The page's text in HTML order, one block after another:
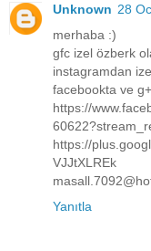
Unknown 28
merhaba :)
gfc izel özberk
instagramdan
facebookta ve
https://
https://
VJJtXLREk
Yanıtla